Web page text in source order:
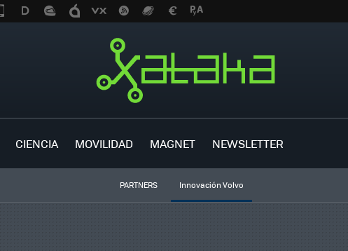
CIENCIA MOVILIDAD MAGNET NEWSLETTER
PARTNERS Innovación Volvo